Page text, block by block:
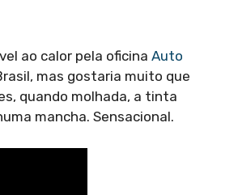
ao calor pela oficina Auto
mas gostaria muito que
quando molhada, a tinta
mancha. Sensacional.